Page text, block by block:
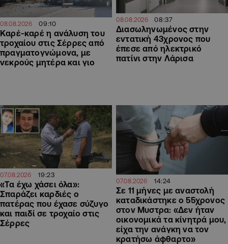
08.08.2026 09:10
Καρέ-καρέ η ανάλυση του
τροχαίου στις Σέρρες από
πραγματογνώμονα, με
νεκρούς μητέρα και γιο
08.08.2026 08:37
Διασωληνωμένος στην
εντατική 43χρονος που
έπεσε από ηλεκτρικό
πατίνι στην Λάρισα
07.08.2026 19:23
«Τα έχω χάσει όλα»:
Σπαράζει καρδιές ο
πατέρας που έχασε σύζυγο
και παιδί σε τροχαίο στις
Σέρρες
07.08.2026 14:24
Σε 11 μήνες με αναστολή
καταδικάστηκε ο 55χρονος
στον Μυστρα: «Δεν ήταν
οικονομικά τα κίνητρά μου,
είχα την ανάγκη να τον
κρατήσω άφθαρτο»